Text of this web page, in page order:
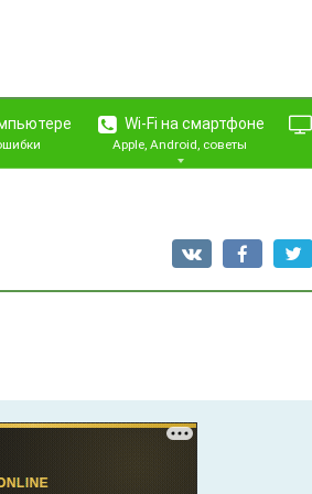
Wi-Fi на смартфоне
Apple, Android, советы